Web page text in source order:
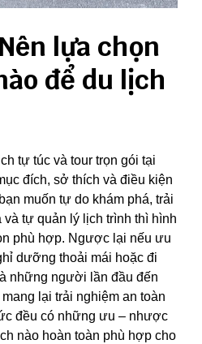
lựa chọn
để du lịch
tự túc và tour trọn gói tại
đích, sở thích và điều kiện
muốn tự do khám phá, trải
và tự quản lý lịch trình thì hình
phù hợp. Ngược lại nếu ưu
dưỡng thoải mái hoặc đi
những người lần đầu đến
lại trải nghiệm an toàn
đều có những ưu – nhược
nào hoàn toàn phù hợp cho